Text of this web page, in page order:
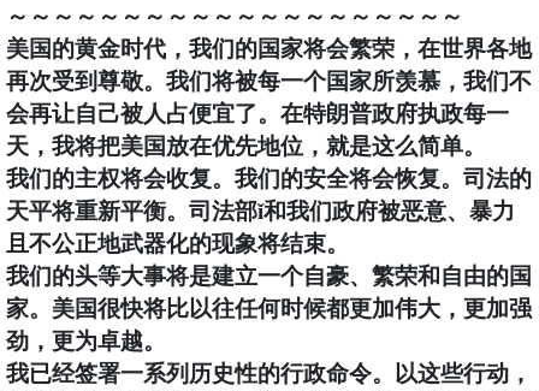
～～～～～～～～～～～～～～～～～～～～
美国的黄金时代，我们的国家将会繁荣，在世界各地
再次受到尊敬。我们将被每一个国家所羡慕，我们不
会再让自己被人占便宜了。在特朗普政府执政每一
天，我将把美国放在优先地位，就是这么简单。
我们的主权将会收复。我们的安全将会恢复。司法的
天平将重新平衡。司法部ǐ和我们政府被恶意、暴力
且不公正地武器化的现象将结束。
我们的头等大事将是建立一个自豪、繁荣和自由的国
家。美国很快将比以往任何时候都更加伟大，更加强
劲，更为卓越。
我已经签署一系列历史性的行政命令。以这些行动，